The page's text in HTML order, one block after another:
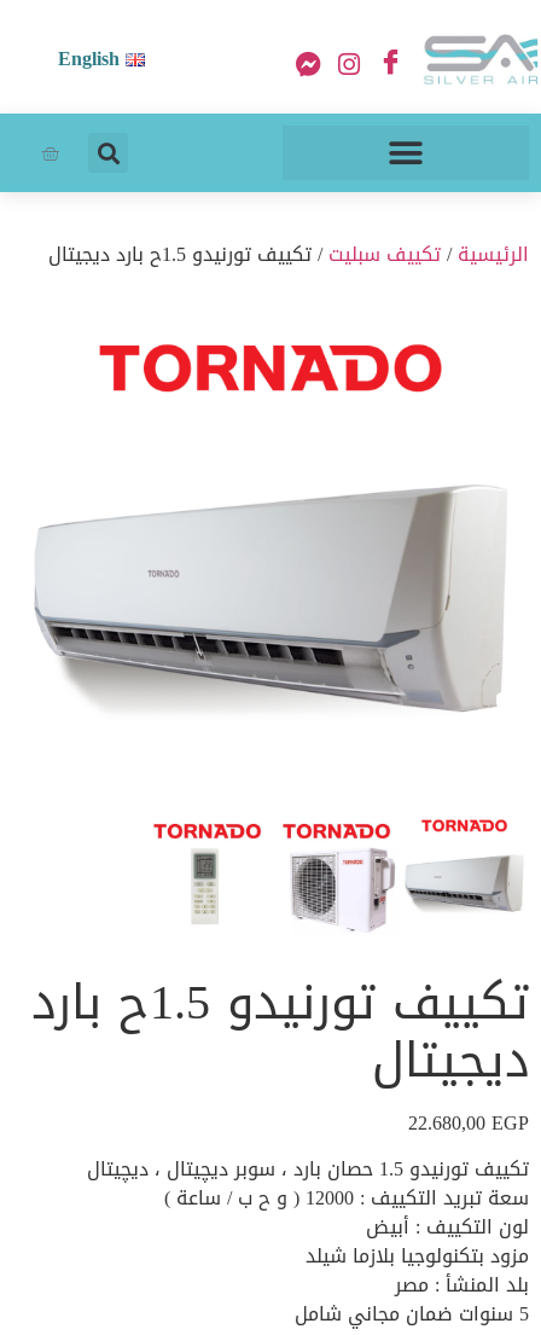
English
الرئيسية/تكييف سبليت/ تكييف تورنيدو 1.5ح بارد ديجيتال
تكييف تورنيدو 1.5ح بارد
ديجيتال
22.680,00EGP
تكييف تورنيدو 1.5 حصان بارد ، سوبر ديچيتال ، ديچيتال
سعة تبريد التكييف : 12000 ( و ح ب / ساعة )
لون التكييف : أبيض
مزود بتكنولوجيا بلازما شيلد
بلد المنشأ : مصر
5 سنوات ضمان مجاني شامل